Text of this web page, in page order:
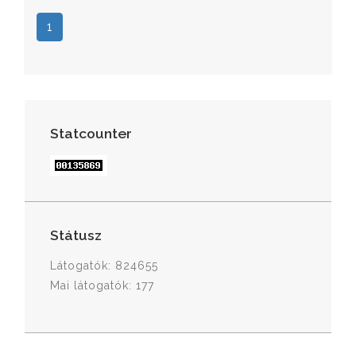
1
Statcounter
Státusz
Látogatók: 824655
Mai látogatók: 177